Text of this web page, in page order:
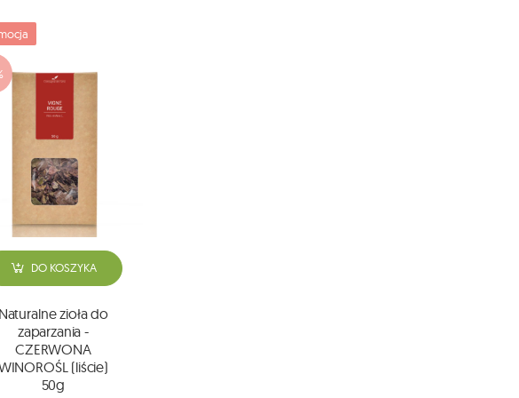
DO KOSZYKA
Naturalne zioła do
zaparzania -
CZERWONA
(liście)
50g